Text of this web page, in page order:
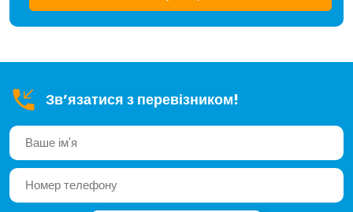
Зв’язатися з перевізником!